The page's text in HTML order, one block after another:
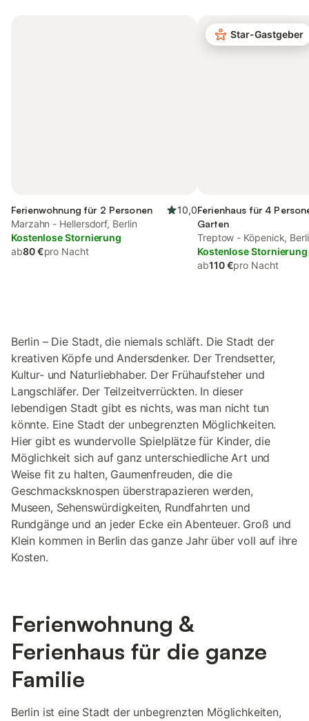
Ferienwohnung für 2 Personen
10,0
Marzahn - Hellersdorf, Berlin
Kostenlose Stornierung
ab80 €pro Nacht
Star-Gastgeber
Ferienhaus für 4
Garten
Treptow - Köpenick,
Kostenlose Stornierung
ab110 €pro Nacht
Berlin – Die Stadt, die niemals schläft. Die Stadt der
kreativen Köpfe und Andersdenker. Der Trendsetter,
Kultur- und Naturliebhaber. Der Frühaufsteher und
Langschläfer. Der Teilzeitverrückten. In dieser
lebendigen Stadt gibt es nichts, was man nicht tun
könnte. Eine Stadt der unbegrenzten Möglichkeiten.
Hier gibt es wundervolle Spielplätze für Kinder, die
Möglichkeit sich auf ganz unterschiedliche Art und
Weise fit zu halten, Gaumenfreuden, die die
Geschmacksknospen überstrapazieren werden,
Museen, Sehenswürdigkeiten, Rundfahrten und
Rundgänge und an jeder Ecke ein Abenteuer. Groß und
Klein kommen in Berlin das ganze Jahr über voll auf ihre
Kosten.
Ferienwohnung &
Ferienhaus für die ganze
Familie
Berlin ist eine Stadt der unbegrenzten Möglichkeiten,